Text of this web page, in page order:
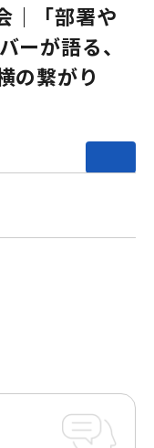
｜「部署や
ーが語る、
の繋がり